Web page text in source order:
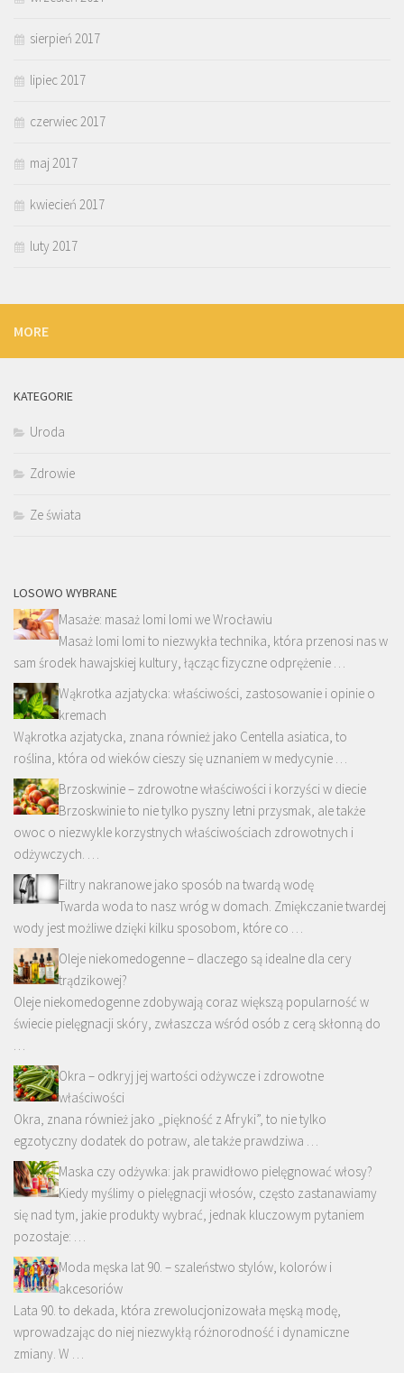
sierpień 2017
lipiec 2017
czerwiec 2017
maj 2017
kwiecień 2017
luty 2017
MORE
KATEGORIE
Uroda
Zdrowie
Ze świata
LOSOWO WYBRANE
Masaże: masaż lomi lomi we Wrocławiu
Masaż lomi lomi to niezwykła technika, która przenosi nas w
sam środek hawajskiej kultury, łącząc fizyczne odprężenie …
Wąkrotka azjatycka: właściwości, zastosowanie i opinie o
kremach
Wąkrotka azjatycka, znana również jako Centella asiatica, to
roślina, która od wieków cieszy się uznaniem w medycynie …
Brzoskwinie – zdrowotne właściwości i korzyści w diecie
Brzoskwinie to nie tylko pyszny letni przysmak, ale także
owoc o niezwykle korzystnych właściwościach zdrowotnych i
odżywczych. …
Filtry nakranowe jako sposób na twardą wodę
Twarda woda to nasz wróg w domach. Zmiękczanie twardej
wody jest możliwe dzięki kilku sposobom, które co …
Oleje niekomedogenne – dlaczego są idealne dla cery
trądzikowej?
Oleje niekomedogenne zdobywają coraz większą popularność w
świecie pielęgnacji skóry, zwłaszcza wśród osób z cerą skłonną do
…
Okra – odkryj jej wartości odżywcze i zdrowotne
właściwości
Okra, znana również jako „piękność z Afryki”, to nie tylko
egzotyczny dodatek do potraw, ale także prawdziwa …
Maska czy odżywka: jak prawidłowo pielęgnować włosy?
Kiedy myślimy o pielęgnacji włosów, często zastanawiamy
się nad tym, jakie produkty wybrać, jednak kluczowym pytaniem
pozostaje: …
Moda męska lat 90. – szaleństwo stylów, kolorów i
akcesoriów
Lata 90. to dekada, która zrewolucjonizowała męską modę,
wprowadzając do niej niezwykłą różnorodność i dynamiczne
zmiany. W …